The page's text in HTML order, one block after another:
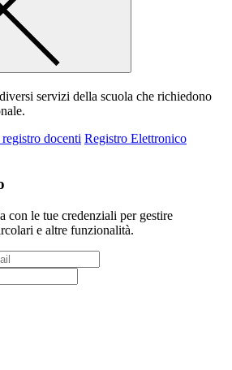
servizi della scuola che richiedono
docenti Registro Elettronico
con le tue credenziali per gestire
e altre funzionalità.